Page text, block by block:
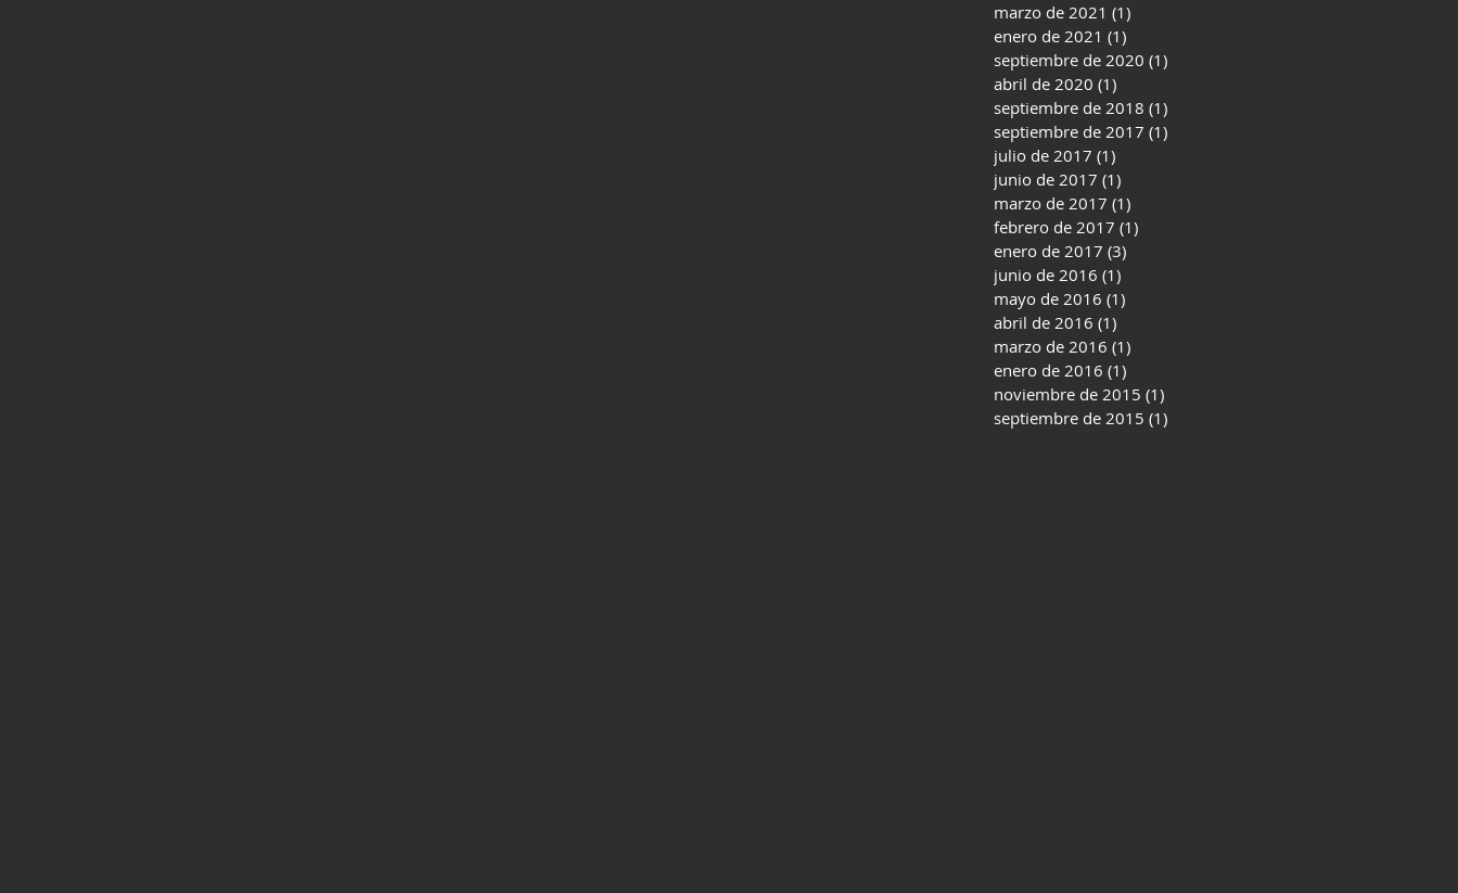
marzo de 2021 (1)
enero de 2021 (1)
septiembre de 2020 (1)
abril de 2020 (1)
septiembre de 2018 (1)
septiembre de 2017 (1)
julio de 2017 (1)
junio de 2017 (1)
marzo de 2017 (1)
febrero de 2017 (1)
enero de 2017 (3)
junio de 2016 (1)
mayo de 2016 (1)
abril de 2016 (1)
marzo de 2016 (1)
enero de 2016 (1)
noviembre de 2015 (1)
septiembre de 2015 (1)